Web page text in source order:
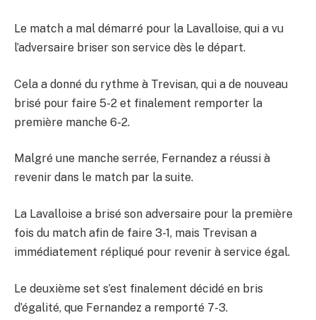
Le match a mal démarré pour la Lavalloise, qui a vu
l’adversaire briser son service dès le départ.
Cela a donné du rythme à Trevisan, qui a de nouveau
brisé pour faire 5-2 et finalement remporter la
première manche 6-2.
Malgré une manche serrée, Fernandez a réussi à
revenir dans le match par la suite.
La Lavalloise a brisé son adversaire pour la première
fois du match afin de faire 3-1, mais Trevisan a
immédiatement répliqué pour revenir à service égal.
Le deuxième set s’est finalement décidé en bris
d’égalité, que Fernandez a remporté 7-3.